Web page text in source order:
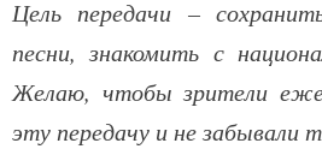
Цель передачи –
песни, знакомить с
Желаю, чтобы зрители
эту передачу и не забывали